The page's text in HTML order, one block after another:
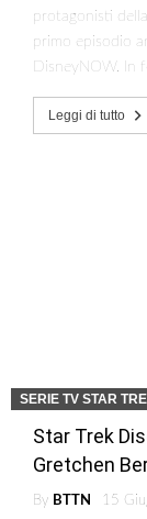
protagonisti
primo episodio
DisneyNOW. In
Leggi di tutto
SERIE TV STAR
Star Trek
Gretchen
By BTTN
15